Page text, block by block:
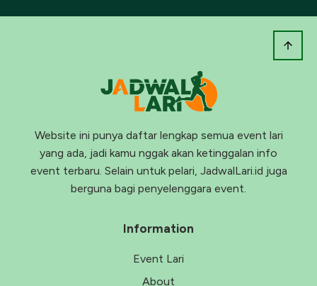
Website ini punya daftar lengkap semua event lari
yang ada, jadi kamu nggak akan ketinggalan info
event terbaru. Selain untuk pelari, JadwalLari.id juga
berguna bagi penyelenggara event.
Information
Event Lari
About